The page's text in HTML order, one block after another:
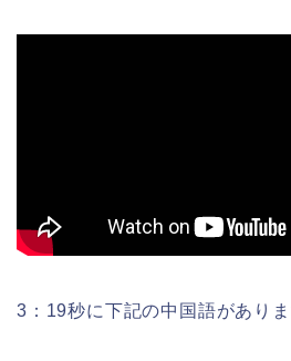
3：19秒に下記の中国語があり